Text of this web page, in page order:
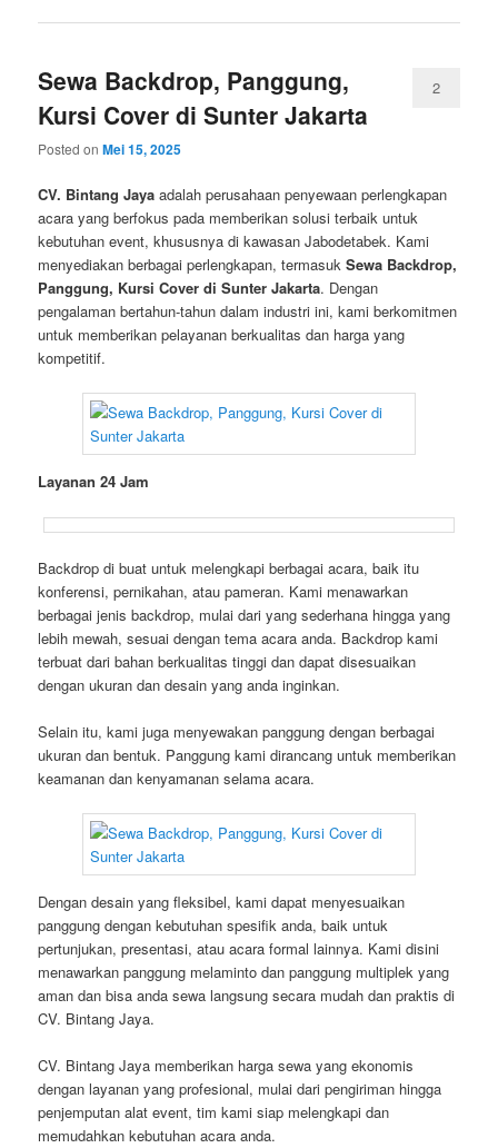
Sewa Backdrop, Panggung,
Kursi Cover di Sunter Jakarta
Posted onMei 15, 2025
2
CV. Bintang Jaya adalah perusahaan penyewaan perlengkapan
acara yang berfokus pada memberikan solusi terbaik untuk
kebutuhan event, khususnya di kawasan Jabodetabek. Kami
menyediakan berbagai perlengkapan, termasukSewa Backdrop,
Panggung, Kursi Cover di Sunter Jakarta. Dengan
pengalaman bertahun-tahun dalam industri ini, kami berkomitmen
untuk memberikan pelayanan berkualitas dan harga yang
kompetitif.
Layanan 24 Jam
Backdrop di buat untuk melengkapi berbagai acara, baik itu
konferensi, pernikahan, atau pameran. Kami menawarkan
berbagai jenis backdrop, mulai dari yang sederhana hingga yang
lebih mewah, sesuai dengan tema acara anda. Backdrop kami
terbuat dari bahan berkualitas tinggi dan dapat disesuaikan
dengan ukuran dan desain yang anda inginkan.
Selain itu, kami juga menyewakan panggung dengan berbagai
ukuran dan bentuk. Panggung kami dirancang untuk memberikan
keamanan dan kenyamanan selama acara.
Dengan desain yang fleksibel, kami dapat menyesuaikan
panggung dengan kebutuhan spesifik anda, baik untuk
pertunjukan, presentasi, atau acara formal lainnya. Kami disini
menawarkan panggung melaminto dan panggung multiplek yang
aman dan bisa anda sewa langsung secara mudah dan praktis di
CV. Bintang Jaya.
CV. Bintang Jaya memberikan harga sewa yang ekonomis
dengan layanan yang profesional, mulai dari pengiriman hingga
penjemputan alat event, tim kami siap melengkapi dan
memudahkan kebutuhan acara anda.